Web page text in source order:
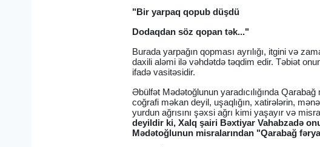
"Bir yarpaq qopub düşdü
Dodaqdan söz qopan tək..."
Burada yarpağın qopması ayrılığı, itgini və
daxili aləmi ilə vəhdətdə təqdim edir. Təbiət
ifadə vasitəsidir.
Əbülfət Mədətoğlunun yaradıcılığında
coğrafi məkan deyil, uşaqlığın, xatirələrin,
yurdun ağrısını şəxsi ağrı kimi yaşayır və
deyildir ki, Xalq şairi Bəxtiyar Vahabzadə
Mədətoğlunun misralarından "Qarabağ